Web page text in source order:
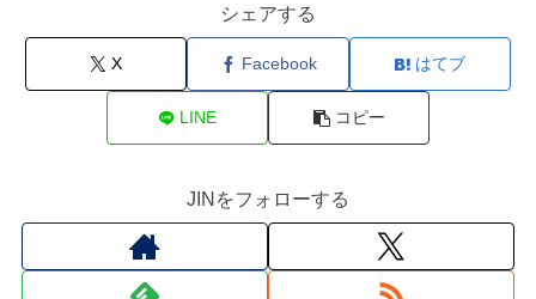
シェアする
X Facebook はてブ
LINE コピー
JINをフォローする